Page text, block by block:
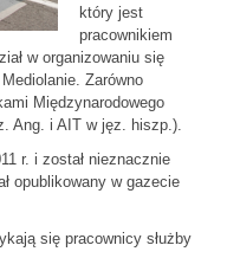
który jest
pracownikiem
w organizowaniu się
Zarówno
Międzynarodowego
Ang. i AIT w jęz. hiszp.).
r. i został nieznacznie
opublikowany w gazecie
się pracownicy służby